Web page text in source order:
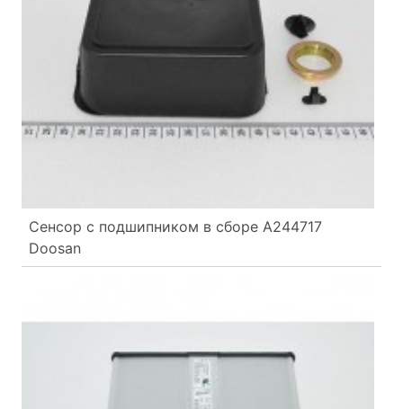
Сенсор с подшипником в сборе A244717
Doosan